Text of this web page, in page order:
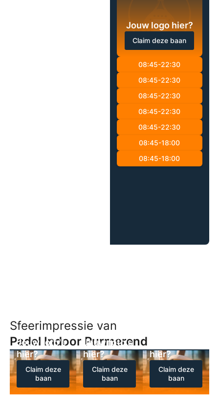
Jouw logo hier?
Claim deze baan
08:45-22:30
08:45-22:30
08:45-22:30
08:45-22:30
08:45-22:30
08:45-18:00
08:45-18:00
Sfeerimpressie van
Padel Indoor Purmerend
Jouw foto's
hier?
Claim deze
baan
Jouw foto's
hier?
Claim deze
baan
hier?
Claim deze
baan